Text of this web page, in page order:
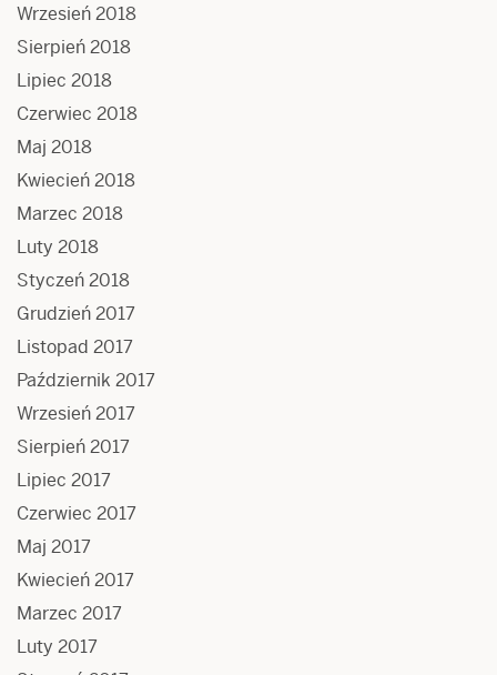
Wrzesień 2018
Sierpień 2018
Lipiec 2018
Czerwiec 2018
Maj 2018
Kwiecień 2018
Marzec 2018
Luty 2018
Styczeń 2018
Grudzień 2017
Listopad 2017
Październik 2017
Wrzesień 2017
Sierpień 2017
Lipiec 2017
Czerwiec 2017
Maj 2017
Kwiecień 2017
Marzec 2017
Luty 2017